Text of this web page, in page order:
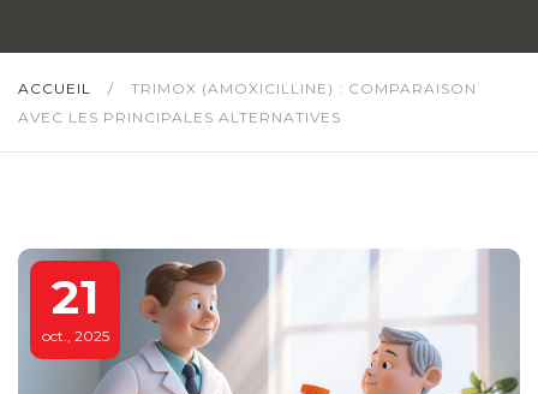
ACCUEIL /
TRIMOX (AMOXICILLINE) : COMPARAISON
AVEC LES PRINCIPALES ALTERNATIVES
21
oct., 2025